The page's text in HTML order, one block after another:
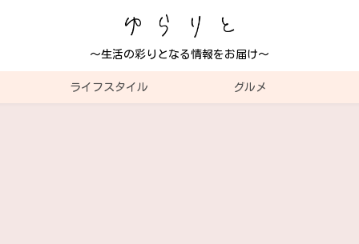
～生活の彩りとなる情報をお届け～
ライフスタイル グルメ